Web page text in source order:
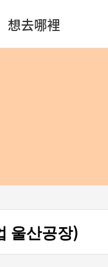
想去哪裡
울산공장)